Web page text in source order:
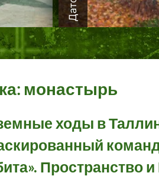
монастырь
ходы в
Пространство